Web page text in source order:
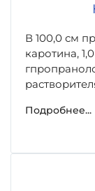
В 100,0 см
каротина,
Подробнее...